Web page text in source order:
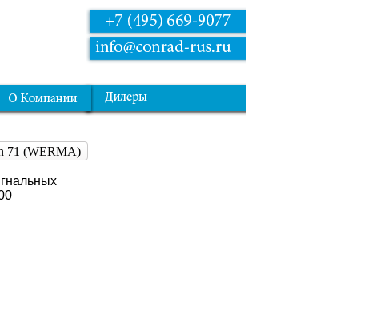
71 (WERMA)